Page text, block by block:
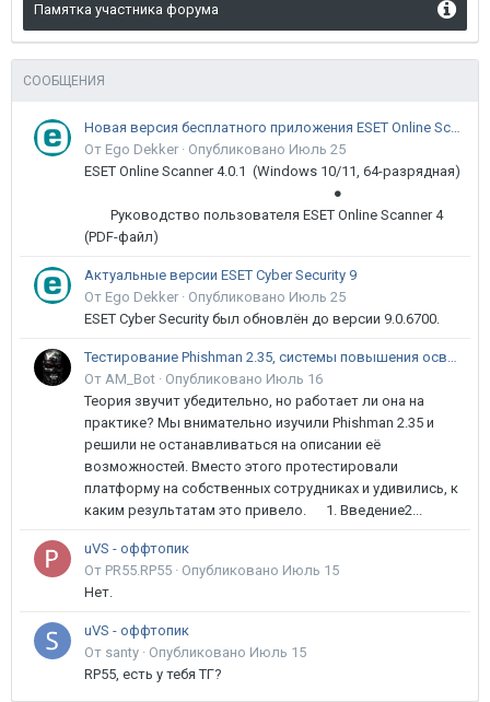
Памятка участника форума
СООБЩЕНИЯ
Новая версия бесплатного приложения ESET Online Scanner доступна пользователям
От Ego Dekker · Опубликовано Июль 25
ESET Online Scanner 4.0.1 (Windows 10/11, 64-разрядная)
●
Руководство пользователя ESET Online Scanner 4
(PDF-файл)
Актуальные версии ESET Cyber Security 9
От Ego Dekker · Опубликовано Июль 25
ESET Cyber Security был обновлён до версии 9.0.6700.
Тестирование Phishman 2.35, системы повышения осведомлённости пользователей в сфере ИБ
От AM_Bot · Опубликовано Июль 16
Теория звучит убедительно, но работает ли она на
практике? Мы внимательно изучили Phishman 2.35 и
решили не останавливаться на описании её
возможностей. Вместо этого протестировали
платформу на собственных сотрудниках и удивились, к
каким результатам это привело. 1. Введение2...
uVS - оффтопик
От PR55.RP55 · Опубликовано Июль 15
Нет.
uVS - оффтопик
От santy · Опубликовано Июль 15
RP55, есть у тебя ТГ?